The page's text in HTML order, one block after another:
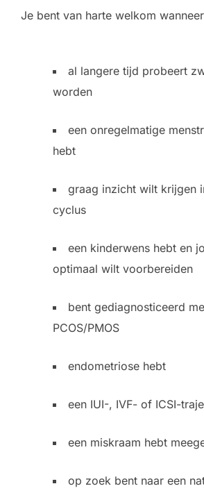
Je bent van harte welkom
al langere tijd probeert
worden
een onregelmatige
hebt
graag inzicht wilt krijgen
cyclus
een kinderwens hebt en
optimaal wilt voorbereiden
bent gediagnosticeerd
PCOS/PMOS
endometriose hebt
een IUI-, IVF- of ICSI-
een miskraam hebt
op zoek bent naar een